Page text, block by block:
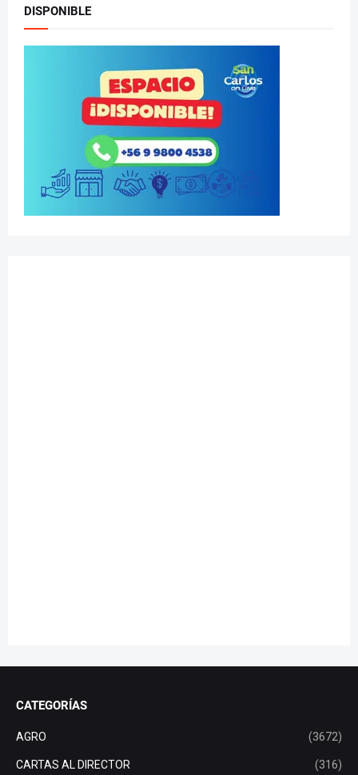
DISPONIBLE
CATEGORÍAS
AGRO (3672)
CARTAS AL DIRECTOR (316)